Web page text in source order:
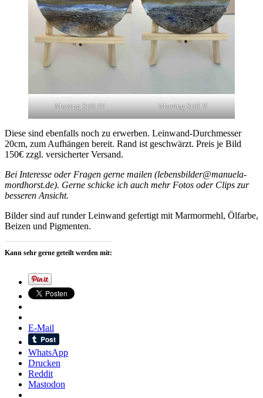
Moving Still IV Moving Still V
Diese sind ebenfalls noch zu erwerben. Leinwand-Durchmesser
20cm, zum Aufhängen bereit. Rand ist geschwärzt. Preis je Bild
150€ zzgl. versicherter Versand.
Bei Interesse oder Fragen gerne mailen (lebensbilder@manuela-
mordhorst.de). Gerne schicke ich auch mehr Fotos oder Clips zur
besseren Ansicht.
Bilder sind auf runder Leinwand gefertigt mit Marmormehl, Ölfarbe,
Beizen und Pigmenten.
Kann sehr gerne geteilt werden mit:
E-Mail
WhatsApp
Drucken
Reddit
Mastodon